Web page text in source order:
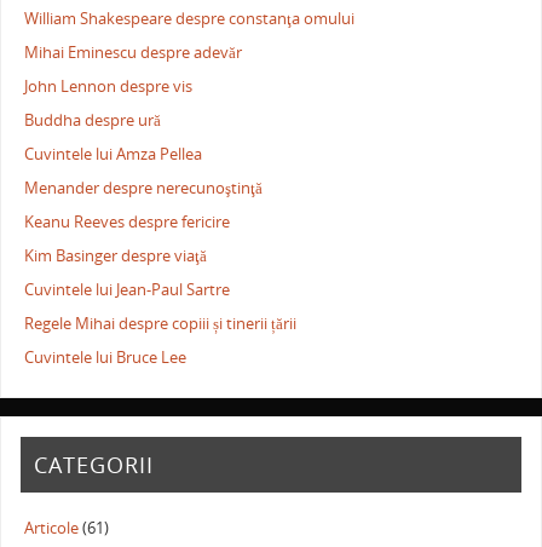
William Shakespeare despre constanţa omului
Mihai Eminescu despre adevăr
John Lennon despre vis
Buddha despre ură
Cuvintele lui Amza Pellea
Menander despre nerecunoştinţă
Keanu Reeves despre fericire
Kim Basinger despre viaţă
Cuvintele lui Jean-Paul Sartre
Regele Mihai despre copiii și tinerii țării
Cuvintele lui Bruce Lee
CATEGORII
Articole(61)